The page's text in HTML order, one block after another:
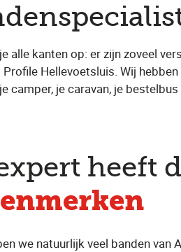
alle kanten op: er zijn zoveel
Profile Hellevoetsluis. Wij
camper, je caravan, je
heeft
we natuurlijk veel banden van